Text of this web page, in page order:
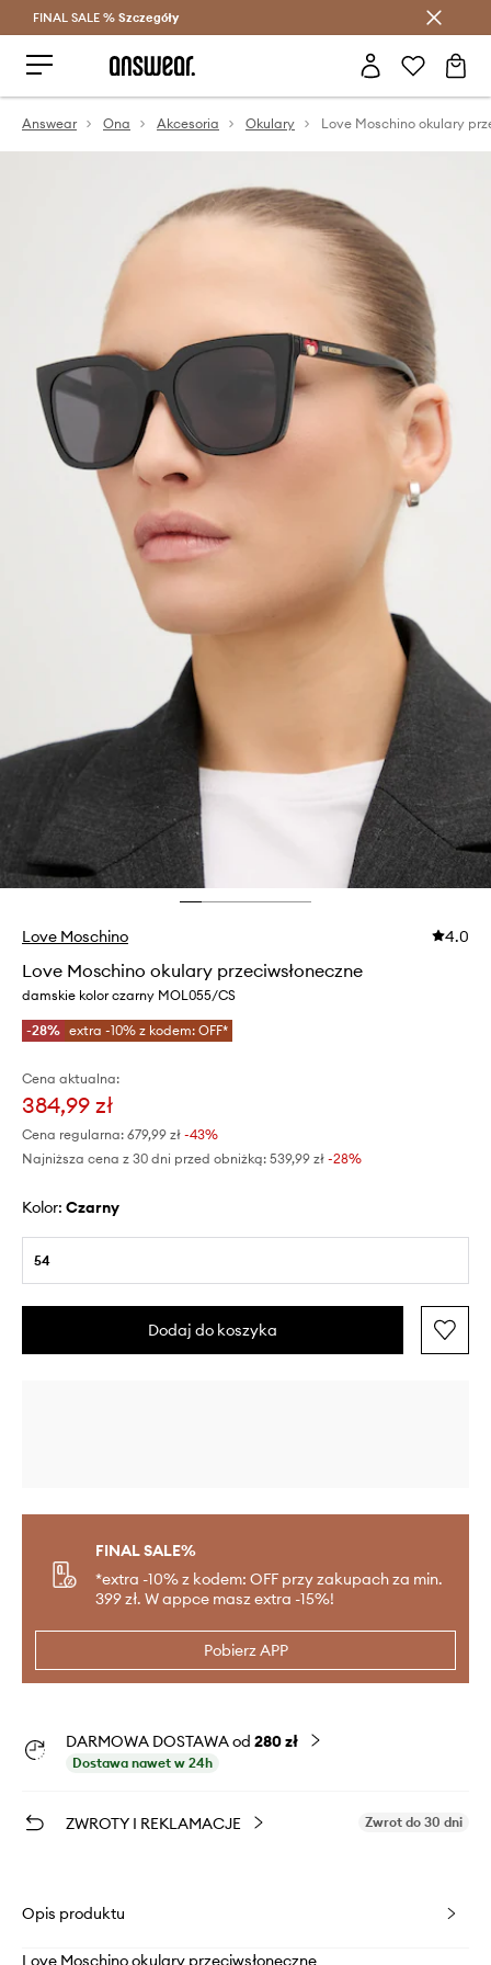
Oszczędzaj z Answear Club >
FINAL SALE % Szczegóły
Answear Ona Akcesoria Okulary
Love Moschino 4.0
Love Moschino okulary przeciwsłoneczne
damskie kolor czarny MOL055/CS
-28% extra -10% z kodem: OFF*
Cena aktualna:
384,99 zł
Cena regularna: 679,99 zł -43%
Najniższa cena z 30 dni przed obniżką: 539,99 zł -28%
Kolor: czarny
54
Dodaj do koszyka
FINAL SALE%
*extra -10% z kodem: OFF przy zakupach za min.
399 zł. W appce masz extra -15%!
Pobierz APP
DARMOWA DOSTAWA od 280 zł
Dostawa nawet w 24h
ZWROTY I REKLAMACJE Zwrot do 30 dni
Opis produktu
Love Moschino okulary przeciwsłoneczne